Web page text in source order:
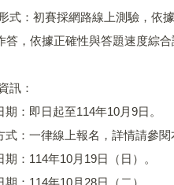
式：初賽採網路線上測驗，依
答，依據正確性與答題速度綜合
訊：
期：即日起至114年10月9日。
式：一律線上報名，詳情請參
期：114年10月19日（日）。
期：114年10月28日（二）。